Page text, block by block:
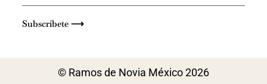
Subscríbete ⟶
© Ramos de Novia México 2026